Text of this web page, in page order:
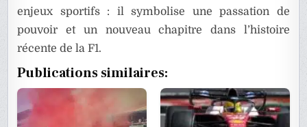
enjeux sportifs : il symbolise une passation de
pouvoir et un nouveau chapitre dans l’histoire
récente de la F1.
Publications similaires: